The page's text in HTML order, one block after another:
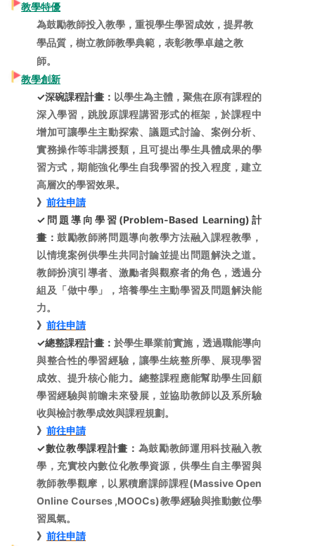
教學特優
為鼓勵教師投入教學，重視學生學習成效，提昇教
學品質，樹立教師教學典範，表彰教學卓越之教
師。
教學創新
✓深碗課程計畫： 以學生為主體，聚焦在原有課程的
深入學習，跳脫原課程講習形式的框架，於課程中
增加可讓學生主動探索、議題式討論、案例分析、
實務操作等非講授類，且可提出學生具體成果的學
習方式，期能強化學生自我學習的投入程度，建立
高層次的學習效果。
》 前往申請
✓問題導向學習(Problem-Based Learning)計
畫：鼓勵教師將問題導向教學方法融入課程教學，
以情境案例供學生共同討論並提出問題解決之道。
教師扮演引導者、激勵者與觀察者的角色，透過分
組及「做中學」，培養學生主動學習及問題解決能
力。
》 前往申請
✓總整課程計畫： 於學生畢業前實施，透過職能導向
與整合性的學習經驗，讓學生統整所學、展現學習
成效、提升核心能力。總整課程應能幫助學生回顧
學習經驗與前瞻未來發展，並協助教師以及系所驗
收與檢討教學成效與課程規劃。
》 前往申請
✓數位教學課程計畫： 為鼓勵教師運用科技融入教
學，充實校內數位化教學資源，供學生自主學習與
教師教學觀摩，以累積磨課師課程(Massive Open
Online Courses ,MOOCs)教學經驗與推動數位學
習風氣。
》 前往申請